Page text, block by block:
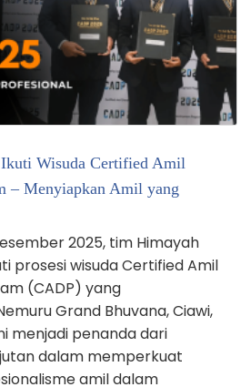
Wisuda Certified Amil
– Menyiapkan Amil yang
2025, tim Himayah
prosesi wisuda Certified Amil
(CADP) yang
Grand Bhuvana, Ciawi,
menjadi penanda dari
dalam memperkuat
amil dalam